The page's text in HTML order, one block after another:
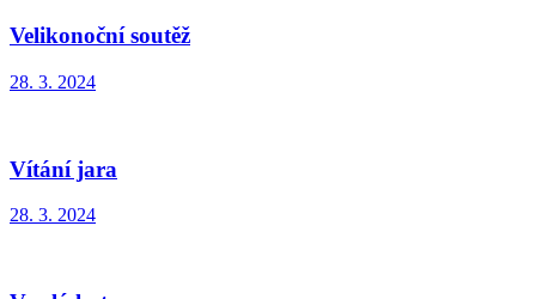
Velikonoční soutěž
28. 3. 2024
Vítání jara
28. 3. 2024